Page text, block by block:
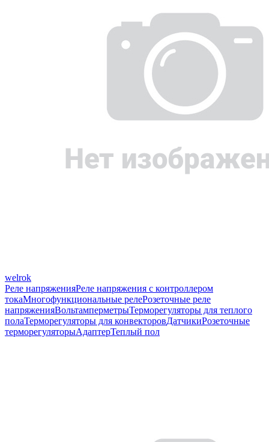
welrok
Реле напряженияРеле напряжения с контроллером
токаМногофункциональные релеРозеточные реле
напряженияВольтамперметрыТерморегуляторы для теплого
полаТерморегуляторы для конвекторовДатчикиРозеточные
терморегуляторыАдаптерТеплый пол